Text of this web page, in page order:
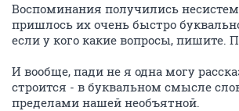
Воспоминания получились
пришлось их очень быстро
если у кого какие вопросы, пишите.
И вообще, пади не я одна могу
строится - в буквальном смысле
пределами нашей необъятной.